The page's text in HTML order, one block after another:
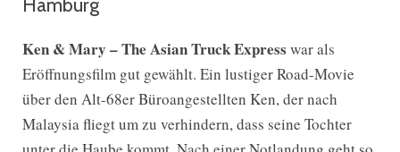
Ken & Mary – The Asian Truck Express war als
Eröffnungsfilm gut gewählt. Ein lustiger Road-Movie
über den Alt-68er Büroangestellten Ken, der nach
Malaysia fliegt um zu verhindern, dass seine Tochter